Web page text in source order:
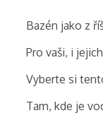
Bazén jako z
Pro vaši, i
Vyberte si
Tam, kde je